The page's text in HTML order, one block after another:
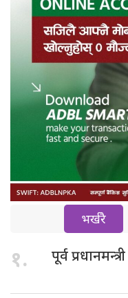
भर्खरै
१. पूर्व प्रधानमन्त्री